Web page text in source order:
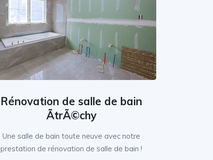
Rénovation de salle de bain
ÃtrÃ©chy
Une salle de bain toute neuve avec notre
prestation de rénovation de salle de bain !